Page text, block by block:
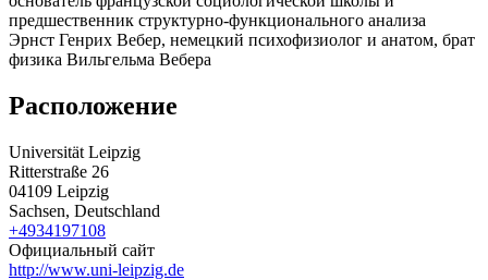
предшественник структурно-функционального анализа
Эрнст Генрих Вебер, немецкий психофизиолог и анатом, брат
физика Вильгельма Вебера
Расположение
Universität Leipzig
Ritterstraße 26
04109 Leipzig
Sachsen, Deutschland
+4934197108
Официальный сайт
http://www.uni-leipzig.de